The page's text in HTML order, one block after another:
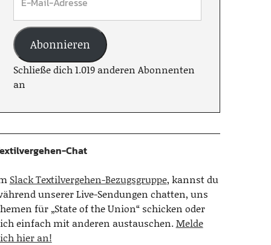
Abonnieren
Schließe dich 1.019 anderen Abonnenten
an
Chat
Slack Textilvergehen-Bezugsgruppe, kannst du
unserer Live-Sendungen chatten, uns
für „State of the Union“ schicken oder
einfach mit anderen austauschen.Melde
hier an!